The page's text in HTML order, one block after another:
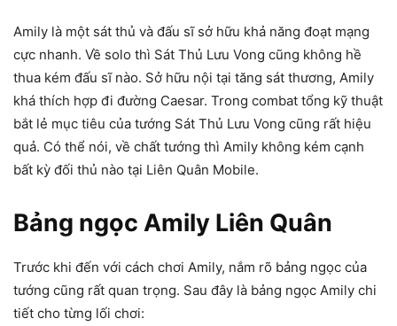
Amily là một sát thủ và đấu sĩ sở hữu khả năng đoạt mạng
cực nhanh. Về solo thì Sát Thủ Lưu Vong cũng không hề
thua kém đấu sĩ nào. Sở hữu nội tại tăng sát thương, Amily
khá thích hợp đi đường Caesar. Trong combat tổng kỹ thuật
bắt lẻ mục tiêu của tướng Sát Thủ Lưu Vong cũng rất hiệu
quả. Có thể nói, về chất tướng thì Amily không kém cạnh
bất kỳ đối thủ nào tại Liên Quân Mobile.
Bảng ngọc Amily Liên Quân
Trước khi đến với cách chơi Amily, nắm rõ bảng ngọc của
tướng cũng rất quan trọng. Sau đây là bảng ngọc Amily chi
tiết cho từng lối chơi: